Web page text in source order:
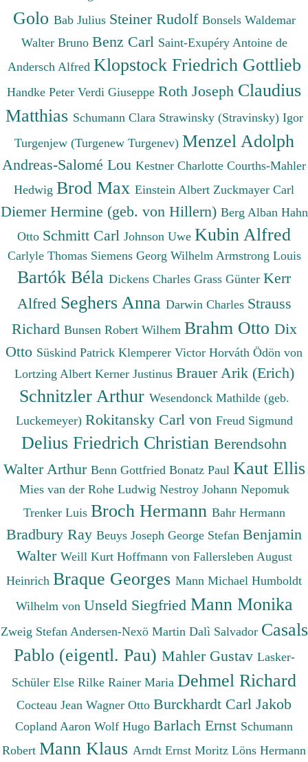
Golo Bab Julius Steiner Rudolf Bonsels Waldemar
Walter Bruno Benz Carl Saint-Exupéry Antoine de
Andersch Alfred Klopstock Friedrich Gottlieb
Handke Peter Verdi Giuseppe Roth Joseph Claudius
Matthias Schumann Clara Strawinsky (Stravinsky) Igor
Turgenjew (Turgenew Turgenev) Menzel Adolph
Andreas-Salomé Lou Kestner Charlotte Courths-Mahler
Hedwig Brod Max Einstein Albert Zuckmayer Carl
Diemer Hermine (geb. von Hillern) Berg Alban Hahn
Otto Schmitt Carl Johnson Uwe Kubin Alfred
Carlyle Thomas Siemens Georg Wilhelm Armstrong Louis
Bartók Béla Dickens Charles Grass Günter Kerr
Alfred Seghers Anna Darwin Charles Strauss
Richard Bunsen Robert Wilhem Brahm Otto Dix
Otto Süskind Patrick Klemperer Victor Horváth Ödön von
Lortzing Albert Kerner Justinus Brauer Arik (Erich)
Schnitzler Arthur Wesendonck Mathilde (geb.
Luckemeyer) Rokitansky Carl von Freud Sigmund
Delius Friedrich Christian Berendsohn
Walter Arthur Benn Gottfried Bonatz Paul Kaut Ellis
Mies van der Rohe Ludwig Nestroy Johann Nepomuk
Trenker Luis Broch Hermann Bahr Hermann
Bradbury Ray Beuys Joseph George Stefan Benjamin
Walter Weill Kurt Hoffmann von Fallersleben August
Heinrich Braque Georges Mann Michael Humboldt
Wilhelm von Unseld Siegfried Mann Monika
Zweig Stefan Andersen-Nexö Martin Dalì Salvador Casals
Pablo (eigentl. Pau) Mahler Gustav Lasker-
Schüler Else Rilke Rainer Maria Dehmel Richard
Cocteau Jean Wagner Otto Burckhardt Carl Jakob
Copland Aaron Wolf Hugo Barlach Ernst Schumann
Robert Mann Klaus Arndt Ernst Moritz Löns Hermann